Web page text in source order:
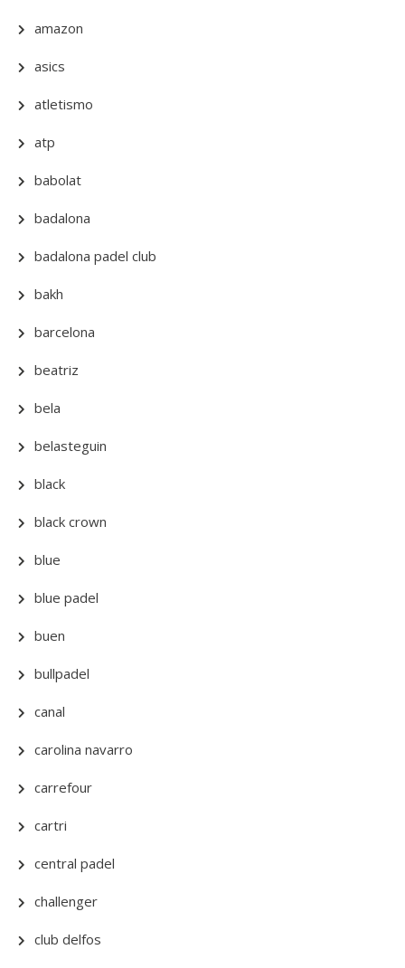
amazon
asics
atletismo
atp
babolat
badalona
badalona padel club
bakh
barcelona
beatriz
bela
belasteguin
black
black crown
blue
blue padel
buen
bullpadel
canal
carolina navarro
carrefour
cartri
central padel
challenger
club delfos